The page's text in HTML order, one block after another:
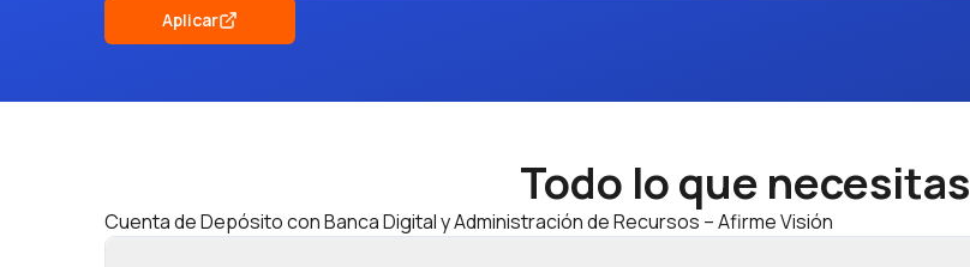
Aplicar
Todo lo que necesitas
Cuenta de Depósito con Banca Digital y Administración de Recursos – Afirme Visión